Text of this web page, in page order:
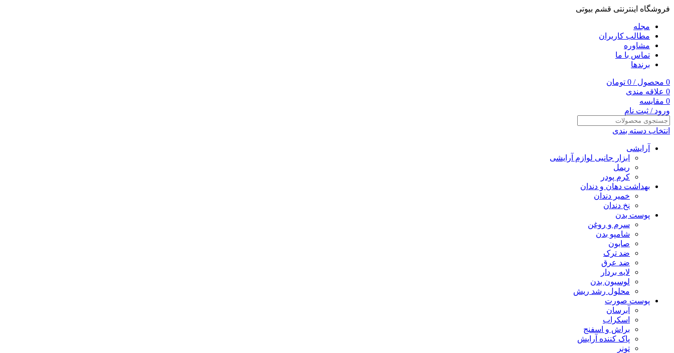
فروشگاه اینترنتی قشم بیوتی
مجله
مطالب کاربران
مشاوره
تماس با ما
برندها
0 محصول /
0 تومان
0 علاقه مندی
0 مقایسه
ورود / ثبت نام
انتخاب دسته بندی
آرایشی
ابزار جانبی لوازم آرایشی
ریمل
کرم پودر
بهداشت دهان و دندان
خمیر دندان
نخ دندان
پوست بدن
سرم و روغن
شامپو بدن
صابون
ضد ترک
ضد عرق
لایه بردار
لوسیون بدن
محلول رشد ریش
پوست صورت
آبرسان
اسکراب
براش و اسفنج
پاک کننده آرایش
تونر